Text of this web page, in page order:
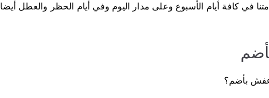
في كافة أيام الأسبوع وعلى مدار اليوم وفي أيام الحظر والعطل أيضا
بأضم؟